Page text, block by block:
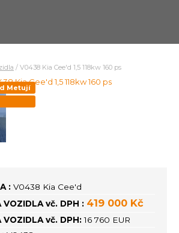
/ V0438 Kia Cee'd 1,5 118kw 160 ps
Metují
: V0438 Kia Cee'd
VOZIDLA vč. DPH : 419 000 Kč
VOZIDLA vč. DPH: 16 760 EUR